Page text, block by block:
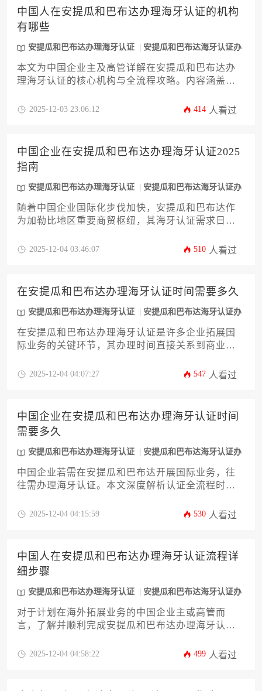
中国人在安提瓜和巴布达办理海牙认证的机构
有哪些
安提瓜和巴布达办理海牙认证
安提瓜和巴布达海牙认证办
本文为中国企业主及高管详解在安提瓜和巴布达办
理海牙认证的核心机构与全流程攻略。内容涵盖司
择标准，以及企业文件认证的特殊注意事项。文章
规化流程。
2025-12-03 23:06:12 414 人看过
中国企业在安提瓜和巴布达办理海牙认证2025
指南
安提瓜和巴布达办理海牙认证
安提瓜和巴布达海牙认证办
随着中国企业国际化步伐加快，安提瓜和巴布达作
为加勒比地区重要商贸枢纽，其海牙认证需求日益
国企业在安提瓜和巴布达办理海牙认证的全流程，
供一站式解决方案，帮助高效完成文书合规化，规
避跨境法律风险，顺利拓展加勒比及海牙成员国市
场。
2025-12-04 03:46:07 510 人看过
在安提瓜和巴布达办理海牙认证时间需要多久
安提瓜和巴布达办理海牙认证
安提瓜和巴布达海牙认证办
在安提瓜和巴布达办理海牙认证是许多企业拓展国
际业务的关键环节，其办理时间直接关系到商业活
约4至8周，具体周期受文件类型、政府部门协作效
理时效的实用策略，帮助企业主精准规划跨国文件
合规事宜，有效规避潜在延误风险。
2025-12-04 04:07:27 547 人看过
中国企业在安提瓜和巴布达办理海牙认证时间
需要多久
安提瓜和巴布达办理海牙认证
安提瓜和巴布达海牙认证办
中国企业若需在安提瓜和巴布达开展国际业务，往
往需办理海牙认证。本文深度解析认证全流程时间
通道等关键环节，助企业精准规划跨国文件合规化
2025-12-04 04:15:59 530 人看过
中国人在安提瓜和巴布达办理海牙认证流程详
细步骤
安提瓜和巴布达办理海牙认证
安提瓜和巴布达海牙认证办
对于计划在海外拓展业务的中国企业主或高管而
言，了解并顺利完成安提瓜和巴布达办理海牙认证
别是海牙公约成员国之间流通的“通行证”。本文将为
2025-12-04 04:58:22 499 人看过